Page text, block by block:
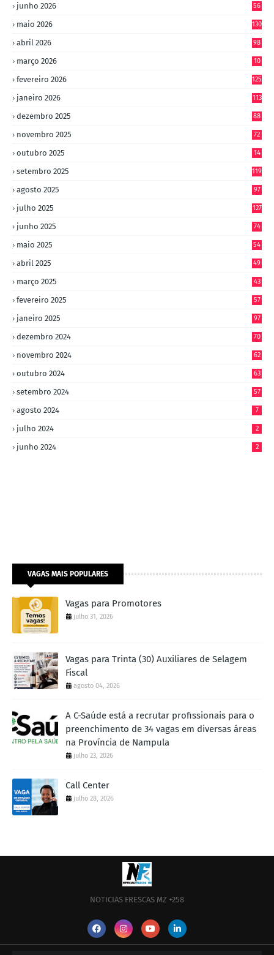
junho 2026 56
maio 2026 130
abril 2026 98
março 2026
10
fevereiro 2026 125
janeiro 2026 113
dezembro 2025 88
novembro 2025 72
outubro 2025
14
setembro 2025 119
agosto 2025 97
julho 2025 127
junho 2025 74
maio 2025 54
abril 2025 49
março 2025 43
fevereiro 2025 57
janeiro 2025 97
dezembro 2024 70
novembro 2024 62
outubro 2024 63
setembro 2024 57
agosto 2024 7
julho 2024 2
junho 2024 2
VAGAS MAIS POPULARES
Vagas para Promotores
julho 31, 2026
Vagas para Trinta (30) Auxiliares de Selagem
Fiscal
agosto 04, 2026
A C-Saúde está a recrutar profissionais para o
preenchimento de 34 vagas em diversas áreas
na Província de Nampula
julho 23, 2026
Call Center
julho 28, 2026
NOTICIAS FRESCAS MZ +258